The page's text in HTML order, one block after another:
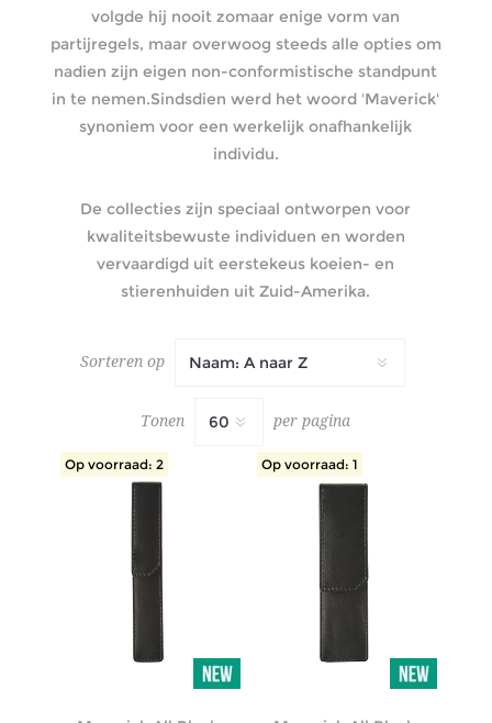
volgde hij nooit zomaar enige vorm van
partijregels, maar overwoog steeds alle opties om
nadien zijn eigen non-conformistische standpunt
in te nemen.Sindsdien werd het woord 'Maverick'
synoniem voor een werkelijk onafhankelijk
individu.
De collecties zijn speciaal ontworpen voor
kwaliteitsbewuste individuen en worden
vervaardigd uit eerstekeus koeien- en
stierenhuiden uit Zuid-Amerika.
Sorteren op
Tonen per pagina
Op voorraad: 2 Op voorraad: 1